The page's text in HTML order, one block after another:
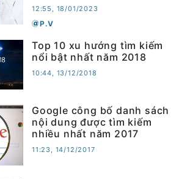
12:55, 18/01/2023
P.V
Top 10 xu hướng tìm kiếm
nổi bật nhất năm 2018
10:44, 13/12/2018
Google công bố danh sách
nội dung được tìm kiếm
nhiều nhất năm 2017
11:23, 14/12/2017